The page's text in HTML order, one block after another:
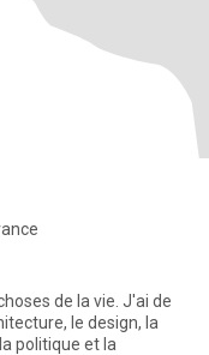
de la vie. J'ai de
le design, la
politique et la